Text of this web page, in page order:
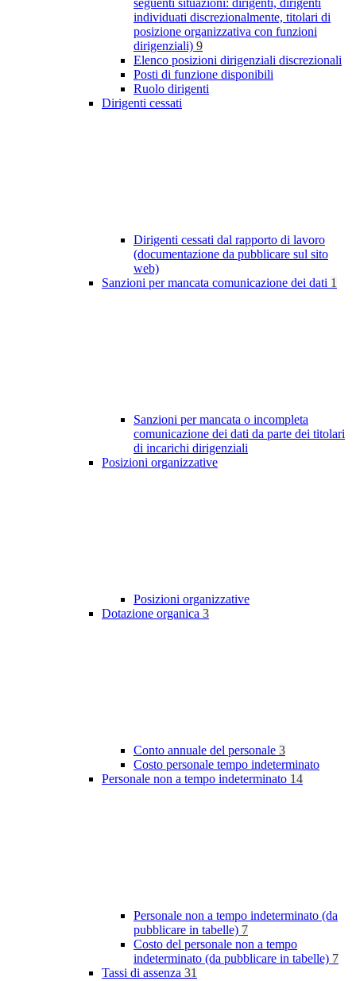
seguenti situazioni: dirigenti, dirigenti
individuati discrezionalmente, titolari di
posizione organizzativa con funzioni
dirigenziali) 9
Elenco posizioni dirigenziali discrezionali
Posti di funzione disponibili
Ruolo dirigenti
Dirigenti cessati
Dirigenti cessati dal rapporto di lavoro
(documentazione da pubblicare sul sito
web)
Sanzioni per mancata comunicazione dei dati 1
Sanzioni per mancata o incompleta
comunicazione dei dati da parte dei titolari
di incarichi dirigenziali
Posizioni organizzative
Posizioni organizzative
Dotazione organica 3
Conto annuale del personale 3
Costo personale tempo indeterminato
Personale non a tempo indeterminato 14
Personale non a tempo indeterminato (da
pubblicare in tabelle) 7
Costo del personale non a tempo
indeterminato (da pubblicare in tabelle) 7
Tassi di assenza 31